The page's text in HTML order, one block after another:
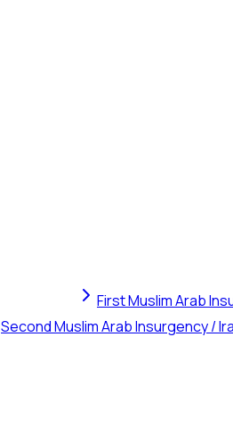
First Muslim Arab
Second Muslim Arab Insurgency /